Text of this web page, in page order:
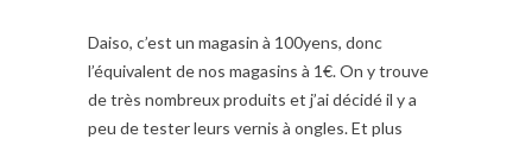
Daiso, c’est un magasin à 100yens, donc
l’équivalent de nos magasins à 1€. On y trouve
de très nombreux produits et j’ai décidé il y a
peu de tester leurs vernis à ongles. Et plus